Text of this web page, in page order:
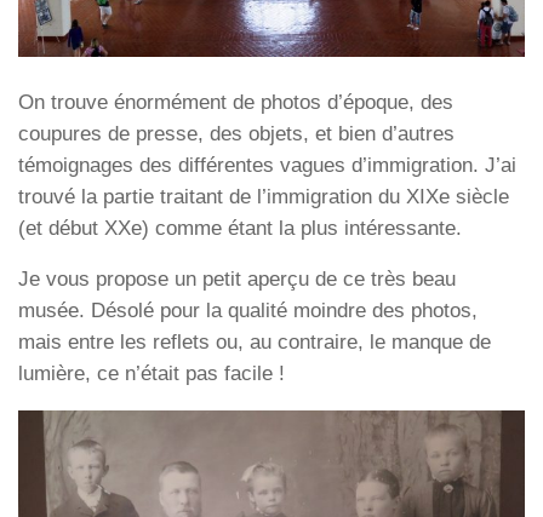
On trouve énormément de photos d’époque, des
coupures de presse, des objets, et bien d’autres
témoignages des différentes vagues d’immigration. J’ai
trouvé la partie traitant de l’immigration du XIXe siècle
(et début XXe) comme étant la plus intéressante.
Je vous propose un petit aperçu de ce très beau
musée. Désolé pour la qualité moindre des photos,
mais entre les reflets ou, au contraire, le manque de
lumière, ce n’était pas facile !